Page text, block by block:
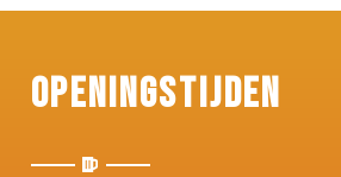
Openingstijden